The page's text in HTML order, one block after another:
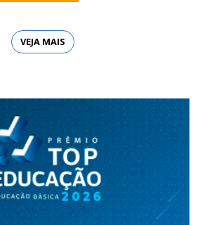
VEJA MAIS